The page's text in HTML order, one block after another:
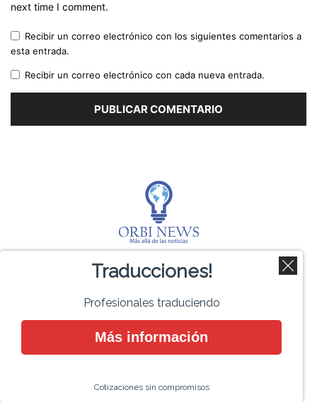
next time I comment.
Recibir un correo electrónico con los siguientes comentarios a
esta entrada.
Recibir un correo electrónico con cada nueva entrada.
interesados en transmitir noticias empoderadoras para
mejorar el mundo globalizado. Orbi News es un medio de
Traducciones!
Profesionales traduciendo
Más información
Cotizaciones sin compromisos